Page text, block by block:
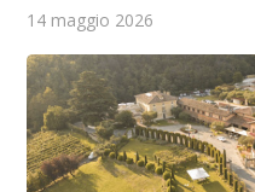
14 maggio 2026